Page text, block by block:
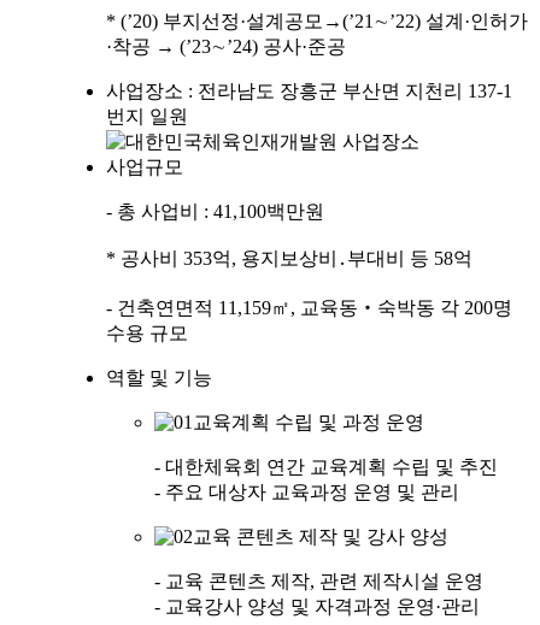
* (’20) 부지선정·설계공모→(’21∼’22) 설계·인허가
·착공 → (’23∼’24) 공사·준공
사업장소 : 전라남도 장흥군 부산면 지천리 137-1
번지 일원
사업규모
- 총 사업비 : 41,100백만원
* 공사비 353억, 용지보상비․부대비 등 58억
- 건축연면적 11,159㎡, 교육동‧숙박동 각 200명
수용 규모
역할 및 기능
교육계획 수립 및 과정 운영
- 대한체육회 연간 교육계획 수립 및 추진
- 주요 대상자 교육과정 운영 및 관리
교육 콘텐츠 제작 및 강사 양성
- 교육 콘텐츠 제작, 관련 제작시설 운영
- 교육강사 양성 및 자격과정 운영·관리